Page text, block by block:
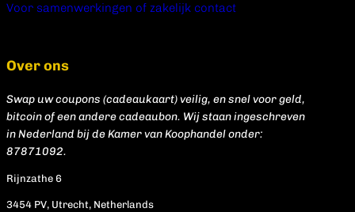
Voor samenwerkingen of zakelijk contact
Over ons
Swap uw coupons (cadeaukaart) veilig, en snel voor geld,
bitcoin of een andere cadeaubon. Wij staan ingeschreven
in Nederland bij de Kamer van Koophandel onder:
87871092.
Rijnzathe 6
3454 PV, Utrecht, Netherlands